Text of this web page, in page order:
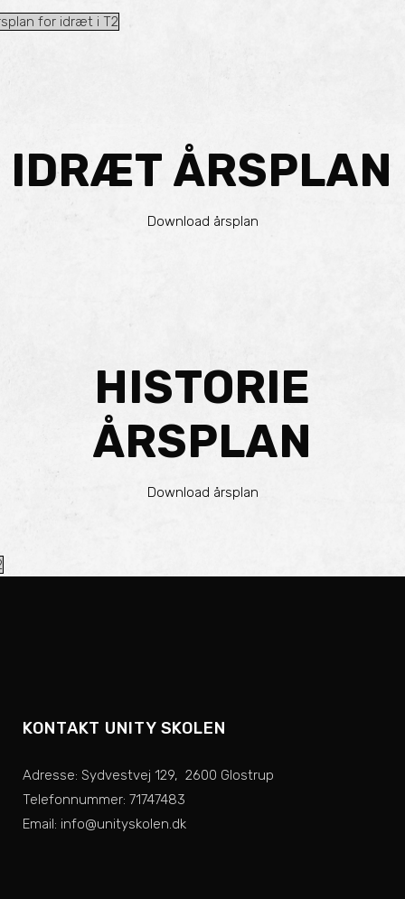
for idræt i T2
IDRÆT ÅRSPLAN
Download årsplan
HISTORIE
ÅRSPLAN
Download årsplan
KONTAKT UNITY SKOLEN
Adresse: Sydvestvej 129, 2600 Glostrup
Telefonnummer: 71747483
Email: info@unityskolen.dk